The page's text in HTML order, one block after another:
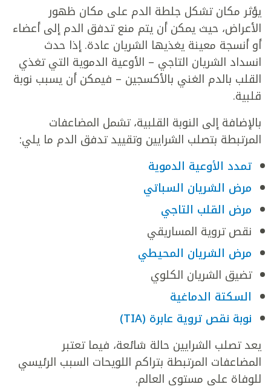
يؤثر مكان تشكل جلطة الدم على مكان ظهور
الأعراض، حيث يمكن أن يتم منع تدفق الدم إلى أعضاء
أو أنسجة معينة يغذيها الشريان عادة. إذا حدث
انسداد الشريان التاجي – الأوعية الدموية التي تغذي
القلب بالدم الغني بالأكسجين – فيمكن أن يسبب نوبة
قلبية.
بالإضافة إلى النوبة القلبية، تشمل المضاعفات
المرتبطة بتصلب الشرايين وتقييد تدفق الدم ما يلي:
تمدد الأوعية الدموية
مرض الشريان السباتي
مرض القلب التاجي
نقص تروية المساريقي
مرض الشريان المحيطي
تضيق الشريان الكلوي
السكتة الدماغية
نوبة نقص تروية عابرة (TIA)
يعد تصلب الشرايين حالة شائعة، فيما تعتبر
المضاعفات المرتبطة بتراكم اللويحات السبب الرئيسي
للوفاة على مستوى العالم.